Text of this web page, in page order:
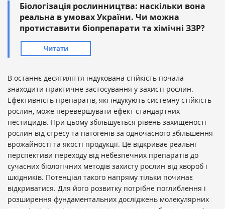
Біологізація рослинництва: наскільки вона
реальна в умовах України. Чи можна
протиставити біопрепарати та хімічні ЗЗР?
Читати
В останнє десятиліття індукована стійкість почала
знаходити практичне застосування у захисті рослин.
Ефективність препаратів, які індукують системну стійкість
рослин, може перевершувати ефект стандартних
пестицидів. При цьому збільшується рівень захищеності
рослин від стресу та патогенів за одночасного збільшення
врожайності та якості продукції. Це відкриває реальні
перспективи переходу від небезпечних препаратів до
сучасних біологічних методів захисту рослин від хвороб і
шкідників. Потенціал такого напряму тільки починає
відкриватися. Для його розвитку потрібне поглиблення і
розширення фундаментальних досліджень молекулярних